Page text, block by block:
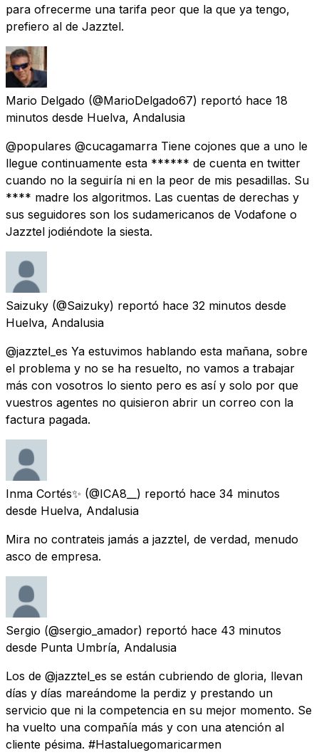
para ofrecerme una tarifa peor que la que ya tengo,
prefiero al de Jazztel.
Mario Delgado (@MarioDelgado67) reportó hace 18
minutos desde Huelva, Andalusia
@populares @cucagamarra Tiene cojones que a uno le
llegue continuamente esta ****** de cuenta en twitter
cuando no la seguiría ni en la peor de mis pesadillas. Su
**** madre los algoritmos. Las cuentas de derechas y
sus seguidores son los sudamericanos de Vodafone o
Jazztel jodiéndote la siesta.
Saizuky (@Saizuky) reportó hace 32 minutos desde
Huelva, Andalusia
@jazztel_es Ya estuvimos hablando esta mañana, sobre
el problema y no se ha resuelto, no vamos a trabajar
más con vosotros lo siento pero es así y solo por que
vuestros agentes no quisieron abrir un correo con la
factura pagada.
Inma Cortés✨ (@ICA8__) reportó hace 34 minutos
desde Huelva, Andalusia
Mira no contrateis jamás a jazztel, de verdad, menudo
asco de empresa.
Sergio (@sergio_amador) reportó hace 43 minutos
desde Punta Umbría, Andalusia
Los de @jazztel_es se están cubriendo de gloria, llevan
días y días mareándome la perdiz y prestando un
servicio que ni la competencia en su mejor momento. Se
ha vuelto una compañía más y con una atención al
cliente pésima. #Hastaluegomaricarmen